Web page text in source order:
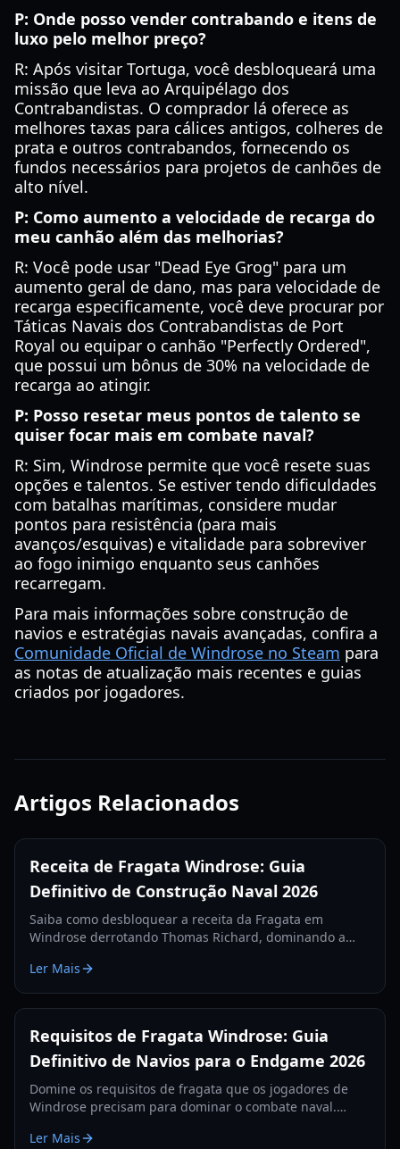
P: Onde posso vender contrabando e itens de
luxo pelo melhor preço?
R: Após visitar Tortuga, você desbloqueará uma
missão que leva ao Arquipélago dos
Contrabandistas. O comprador lá oferece as
melhores taxas para cálices antigos, colheres de
prata e outros contrabandos, fornecendo os
fundos necessários para projetos de canhões de
alto nível.
P: Como aumento a velocidade de recarga do
meu canhão além das melhorias?
R: Você pode usar "Dead Eye Grog" para um
aumento geral de dano, mas para velocidade de
recarga especificamente, você deve procurar por
Táticas Navais dos Contrabandistas de Port
Royal ou equipar o canhão "Perfectly Ordered",
que possui um bônus de 30% na velocidade de
recarga ao atingir.
P: Posso resetar meus pontos de talento se
quiser focar mais em combate naval?
R: Sim, Windrose permite que você resete suas
opções e talentos. Se estiver tendo dificuldades
com batalhas marítimas, considere mudar
pontos para resistência (para mais
avanços/esquivas) e vitalidade para sobreviver
ao fogo inimigo enquanto seus canhões
recarregam.
Para mais informações sobre construção de
navios e estratégias navais avançadas, confira a
Comunidade Oficial de Windrose no Steam para
as notas de atualização mais recentes e guias
criados por jogadores.
Artigos Relacionados
Receita de Fragata Windrose: Guia
Definitivo de Construção Naval 2026
Saiba como desbloquear a receita da Fragata em
Windrose derrotando Thomas Richard, dominando a
de Ferro.
Ler Mais
Requisitos de Fragata Windrose: Guia
Definitivo de Navios para o Endgame 2026
Domine os requisitos de fragata que os jogadores de
Windrose precisam para dominar o combate naval.
de defesa e táticas para 2026.
Ler Mais